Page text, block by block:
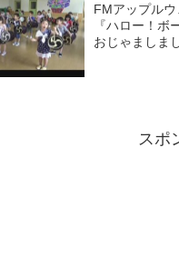
FMアップル
『ハロー！
おじゃましま
スポ